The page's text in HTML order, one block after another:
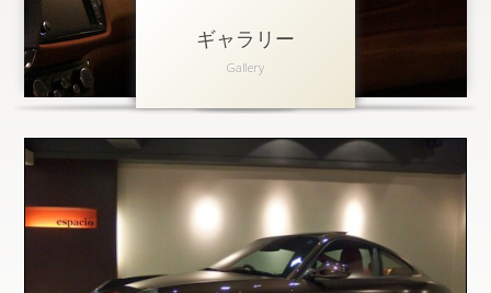
アクセス
会社概要
お問い合わせ 個人情報保護方針
ギャラリー
Gallery